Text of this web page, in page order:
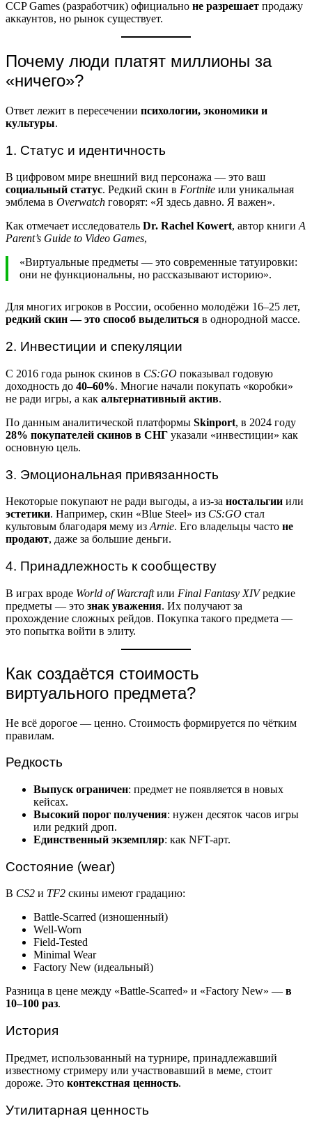
CCP Games (разработчик) официально не разрешает продажу
аккаунтов, но рынок существует.
Почему люди платят миллионы за
«ничего»?
Ответ лежит в пересечении психологии, экономики и
культуры.
1. Статус и идентичность
В цифровом мире внешний вид персонажа — это ваш
социальный статус. Редкий скин в Fortnite или уникальная
эмблема в Overwatch говорят: «Я здесь давно. Я важен».
Как отмечает исследователь Dr. Rachel Kowert, автор книгиA
Parent’s Guide to Video Games,
«Виртуальные предметы — это современные татуировки:
они не функциональны, но рассказывают историю».
Для многих игроков в России, особенно молодёжи 16–25 лет,
редкий скин — это способ выделиться в однородной массе.
2. Инвестиции и спекуляции
С 2016 года рынок скинов в CS:GO показывал годовую
доходность до 40–60%. Многие начали покупать «коробки»
не ради игры, а как альтернативный актив.
По данным аналитической платформы Skinport, в 2024 году
28% покупателей скинов в СНГ указали «инвестиции» как
основную цель.
3. Эмоциональная привязанность
Некоторые покупают не ради выгоды, а из-за ностальгии или
эстетики. Например, скин «Blue Steel» из CS:GO стал
культовым благодаря мему из Arnie. Его владельцы часто не
продают, даже за большие деньги.
4. Принадлежность к сообществу
В играх вроде World of Warcraftили Final Fantasy XIVредкие
предметы — это знак уважения. Их получают за
прохождение сложных рейдов. Покупка такого предмета —
это попытка войти в элиту.
Как создаётся стоимость
виртуального предмета?
Не всё дорогое — ценно. Стоимость формируется по чётким
правилам.
Редкость
Выпуск ограничен: предмет не появляется в новых
кейсах.
Высокий порог получения: нужен десяток часов игры
или редкий дроп.
Единственный экземпляр: как NFT-арт.
Состояние (wear)
В CS2 и TF2 скины имеют градацию:
Battle-Scarred (изношенный)
Well-Worn
Field-Tested
Minimal Wear
Factory New (идеальный)
Разница в цене между «Battle-Scarred» и «Factory New» — в
10–100 раз.
История
Предмет, использованный на турнире, принадлежавший
известному стримеру или участвовавший в меме, стоит
дороже. Это контекстная ценность.
Утилитарная ценность